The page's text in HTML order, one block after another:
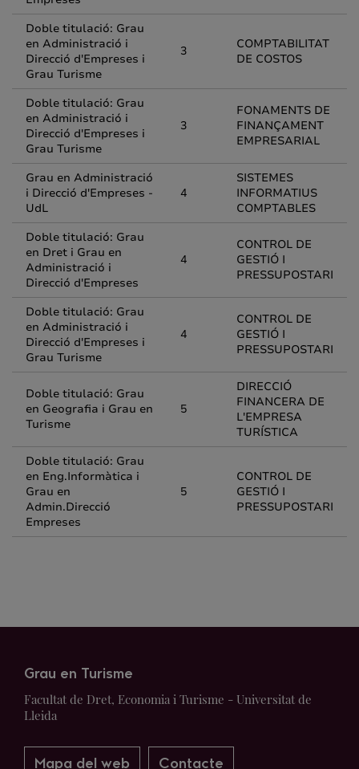
Doble titulació: Grau
en Administració i
Direcció d'Empreses i
Grau Turisme
3
COMPTABILITAT
DE COSTOS
Doble titulació: Grau
en Administració i
Direcció d'Empreses i
Grau Turisme
3
FONAMENTS DE
FINANÇAMENT
EMPRESARIAL
Grau en Administració
i Direcció d'Empreses -
UdL
4
SISTEMES
INFORMATIUS
COMPTABLES
Doble titulació: Grau
en Dret i Grau en
Administració i
Direcció d'Empreses
4
CONTROL DE
GESTIÓ I
PRESSUPOSTARI
Doble titulació: Grau
en Administració i
Direcció d'Empreses i
Grau Turisme
4
CONTROL DE
GESTIÓ I
PRESSUPOSTARI
Doble titulació: Grau
en Geografia i Grau en
Turisme
5
DIRECCIÓ
FINANCERA DE
L'EMPRESA
TURÍSTICA
Doble titulació: Grau
en Eng.Informàtica i
Grau en
Admin.Direcció
Empreses
5
CONTROL DE
GESTIÓ I
PRESSUPOSTARI
Grau en Turisme
Facultat de Dret, Economia i Turisme - Universitat de
Lleida
Mapa del web Contacte